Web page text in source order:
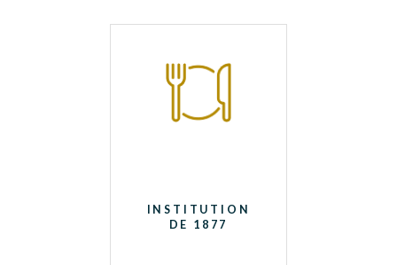
INSTITUTION
DE 1877